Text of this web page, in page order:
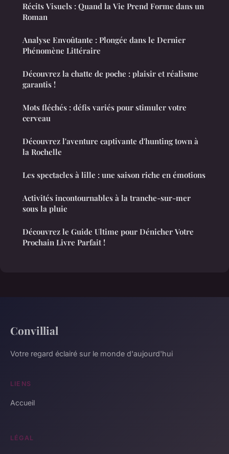
Récits Visuels : Quand la Vie Prend Forme dans un
Roman
Analyse Envoûtante : Plongée dans le Dernier
Phénomène Littéraire
Découvrez la chatte de poche : plaisir et réalisme
garantis !
Mots fléchés : défis variés pour stimuler votre
cerveau
Découvrez l'aventure captivante d'hunting town à
la Rochelle
Les spectacles à lille : une saison riche en émotions
Activités incontournables à la tranche-sur-mer
sous la pluie
Découvrez le Guide Ultime pour Dénicher Votre
Prochain Livre Parfait !
Convillial
Votre regard éclairé sur le monde d'aujourd'hui
LIENS
Accueil
LÉGAL